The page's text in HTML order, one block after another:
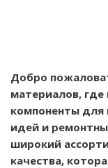
Добро
материалов,
компоненты для
идей и
широкий
качества,